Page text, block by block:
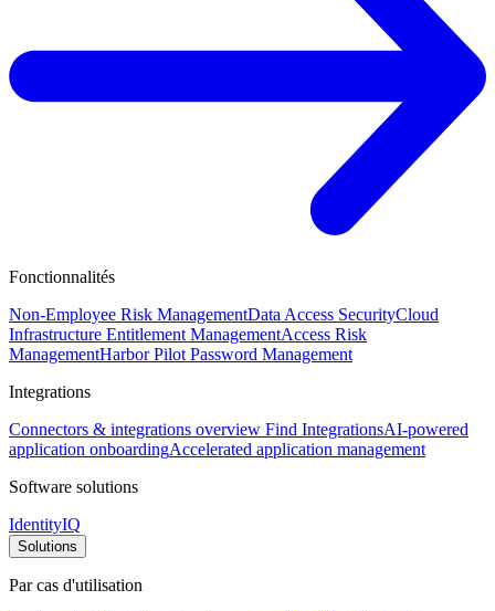
Fonctionnalités
Non-Employee Risk ManagementData Access SecurityCloud
Infrastructure Entitlement ManagementAccess Risk
ManagementHarbor Pilot Password Management
Integrations
Connectors & integrations overview Find IntegrationsAI-powered
application onboardingAccelerated application management
Software solutions
IdentityIQ
Solutions
Par cas d'utilisation